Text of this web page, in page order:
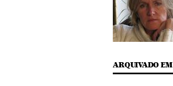
ARQUIVADO EM